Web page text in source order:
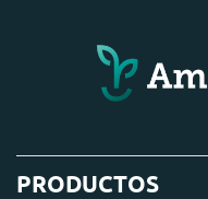
PRODUCTOS